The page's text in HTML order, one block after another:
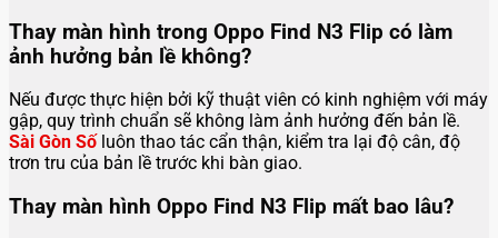
Thay màn hình trong Oppo Find N3 Flip có làm
ảnh hưởng bản lề không?
Nếu được thực hiện bởi kỹ thuật viên có kinh nghiệm với máy
gập, quy trình chuẩn sẽ không làm ảnh hưởng đến bản lề.
Sài Gòn Số luôn thao tác cẩn thận, kiểm tra lại độ cân, độ
trơn tru của bản lề trước khi bàn giao.
Thay màn hình Oppo Find N3 Flip mất bao lâu?